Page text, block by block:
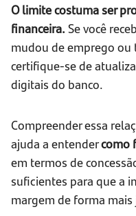
O limite costuma ser
financeira. Se você
mudou de emprego ou
certifique-se de
digitais do banco.
Compreender essa
ajuda a entendercomo
em termos de
suficientes para que a
margem de forma mais